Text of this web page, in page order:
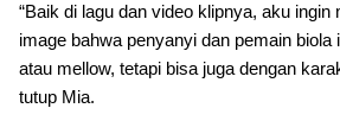
“Baik di lagu dan video klipnya, aku ingin
image bahwa penyanyi dan pemain biola
atau mellow, tetapi bisa juga dengan
tutup Mia.